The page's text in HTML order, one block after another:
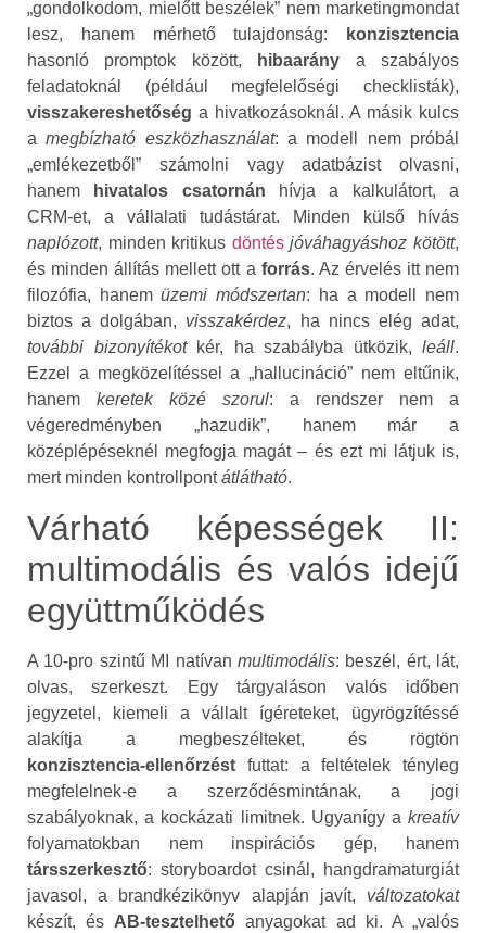
„gondolkodom, mielőtt beszélek” nem marketingmondat
lesz, hanem mérhető tulajdonság:
konzisztencia
hasonló promptok között,
hibaarány a szabályos
feladatoknál (például megfelelőségi checklisták),
visszakereshetőség a hivatkozásoknál. A másik kulcs
amegbízható eszközhasználat: a modell nem próbál
„emlékezetből” számolni vagy adatbázist olvasni,
hanem
hivatalos csatornán hívja a kalkulátort, a
CRM‑et, a vállalati tudástárat. Minden külső hívás
naplózott, minden kritikus döntés jóváhagyáshoz kötött,
és minden állítás mellett ott a forrás. Az érvelés itt nem
filozófia, hanemüzemi módszertan: ha a modell nem
biztos a dolgában, visszakérdez, ha nincs elég adat,
további bizonyítékotkér, ha szabályba ütközik, leáll.
Ezzel a megközelítéssel a „hallucináció” nem eltűnik,
hanem keretek közé szorul: a rendszer nem a
végeredményben „hazudik”, hanem már a
középlépéseknél megfogja magát – és ezt mi látjuk is,
mert minden kontrollpontátlátható.
Várható képességek II:
multimodális és valós idejű
együttműködés
A 10‑pro szintű MI natívan multimodális: beszél, ért, lát,
olvas, szerkeszt. Egy tárgyaláson valós időben
jegyzetel, kiemeli a vállalt ígéreteket, ügyrögzítéssé
alakítja a megbeszélteket, és rögtön
konzisztencia‑ellenőrzést futtat: a feltételek tényleg
megfelelnek‑e a szerződésmintának, a jogi
szabályoknak, a kockázati limitnek. Ugyanígy a kreatív
folyamatokban nem inspirációs gép, hanem
társszerkesztő: storyboardot csinál, hangdramaturgiát
javasol, a brandkézikönyv alapján javít, változatokat
készít, és AB‑tesztelhető anyagokat ad ki. A „valós